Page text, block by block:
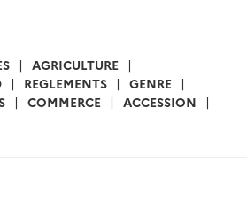
AGRICULTURE
REGLEMENTS
GENRE
COMMERCE
ACCESSION